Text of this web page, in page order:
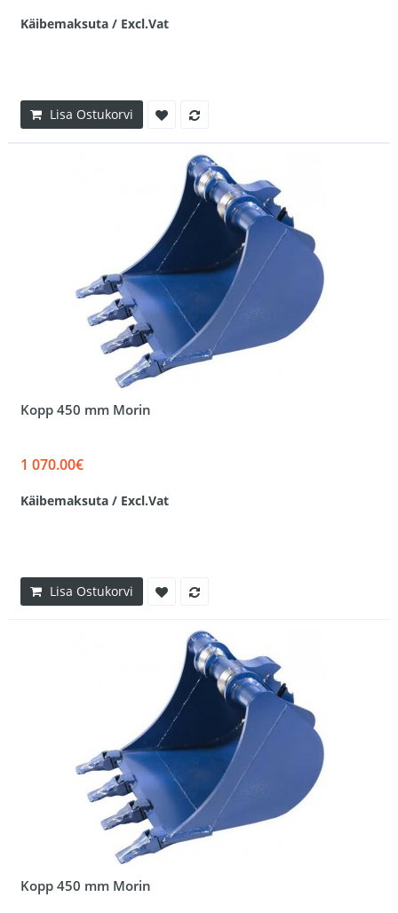
Käibemaksuta / Excl.Vat
Lisa Ostukorvi
Kopp 450 mm Morin
1 070.00€
Käibemaksuta / Excl.Vat
Lisa Ostukorvi
Kopp 450 mm Morin